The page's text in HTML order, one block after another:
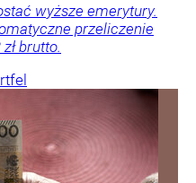
wyższe emerytury.
przeliczenie
brutto.